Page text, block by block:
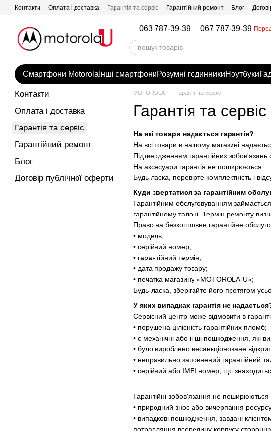
Перейти до основного контенту
Контакти Оплата і доставка Гарантія та сервіс Гарантійний ремонт Блог
063 787-39-39 067 787-39-39
Смартфони Motorola Інші смартфониРозумні годинникиНоутбуки
MOTOROLA Гарантія та сервіс
Гарантія та сервіс
На які товари надається гарантія?
На всі товари в нашому магазині
Підтвердженням гарантійних зобов'язань
На аксесуари гарантія не поширюється.
Будь ласка, перевірте комплектність і
Куди звертатися за гарантійним
Гарантійним обслуговуванням
гарантійному талоні. Термін ремонту
Право на безкоштовне гарантійне
• модель;
• серійний номер;
• гарантійний термін;
• дата продажу товару;
• печатка магазину «MOTOROLA-U»;
Будь-ласка, зберігайте його протягом
У яких випадках гарантія не
Сервісний центр може відмовити в
• порушена цілісність гарантійних пломб;
• є механічні або інші пошкодження, які
• було вироблено несанкціоноване
• неправильно заповнений гарантійний
• серійний або IMEI номер, що
Гарантійні зобов'язання не поширюються
• природний знос або вичерпання
• випадкові пошкодження, завдані
потрапляння всередину корпусу
Контакти
Оплата і доставка
Гарантія та сервіс
Гарантійний ремонт
Блог
Договір публічної оферти